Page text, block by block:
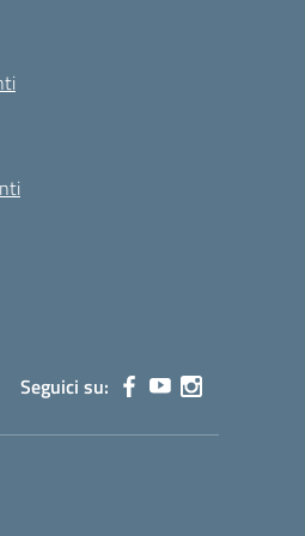
Seguici su: